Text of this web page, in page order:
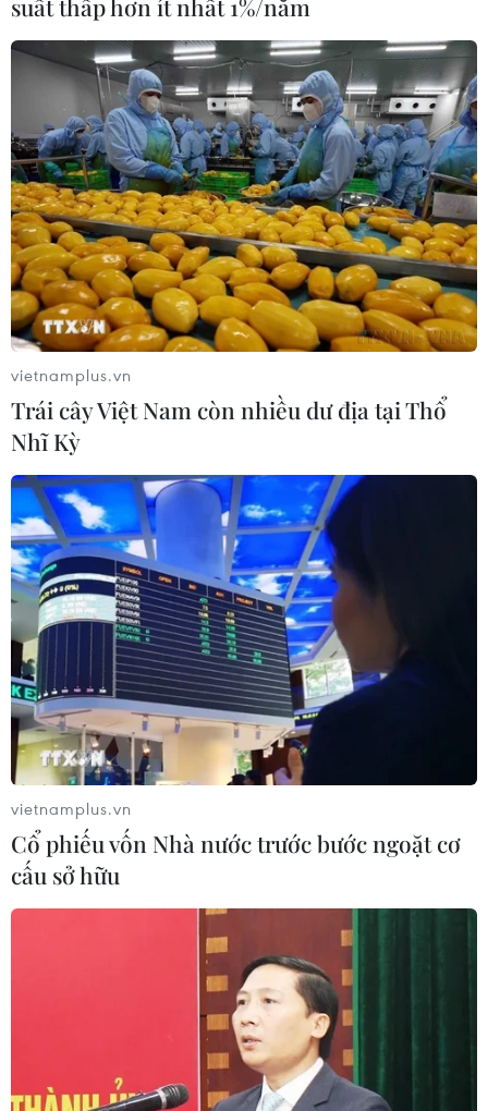
Thêm trải nghiệm số hóa tiện ích cho du
khách trên ứng dụng du lịch quốc gia
15/06/2026 08:35
Một ứng dụng, nhiều tiện ích cho hành trình khám phá
này giúp vừa tiết kiệm thời gian vừa mang đến trải
nghiệm du lịch hiện đại, phù hợp với xu hướng chuyển
đổi số đang diễn ra mạnh mẽ.
Nữ đại biểu trẻ nhất Đại hội Phụ nữ toàn
quốc và khát vọng cho phụ nữ dân tộc
Là nữ đại biểu trẻ nhất Đại hội đại biểu Phụ nữ toàn
quốc lần thứ XIV, cô giáo Lo Thị Bảo Vy mang đến tiếng
nói của phụ nữ dân tộc Ơ Đu cùng kỳ vọng về những cơ
hội phát triển thiết thực cho phụ nữ vùng dân tộc thiểu
số và miền núi.
suất thấp hơn ít nhất 1%/năm
vietnamplus.vn
Trái cây Việt Nam còn nhiều dư địa tại Thổ
Nhĩ Kỳ
vietnamplus.vn
Cổ phiếu vốn Nhà nước trước bước ngoặt cơ
cấu sở hữu